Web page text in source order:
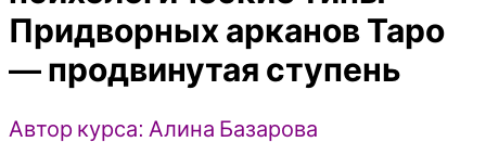
Таро
продвинутая
-
Придворных арканов Таро
— продвинутая ступень
Автор курса: Алина Базарова